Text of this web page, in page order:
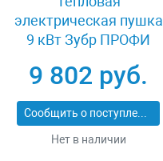
электрическая пушка
9 кВт Зубр ПРОФИ
9 802 руб.
Сообщить о поступлении
Нет в наличии